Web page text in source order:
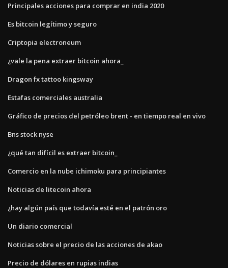
Principales acciones para comprar en india 2020
Es bitcoin legítimo y seguro
Criptopia electroneum
¿vale la pena extraer bitcoin ahora_
Dragon fx tattoo kingsway
Estafas comerciales australia
Gráfico de precios del petróleo brent - en tiempo real en vivo
Bns stock nyse
¿qué tan difícil es extraer bitcoin_
Comercio en la nube ichimoku para principiantes
Noticias de litecoin ahora
¿hay algún país que todavía esté en el patrón oro
Un diario comercial
Noticias sobre el precio de las acciones de akao
Precio de dólares en rupias indias